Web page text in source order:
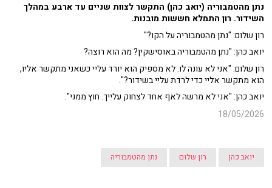
נתן מהטמבוריה (יואב כהן) התקשר לצוות שניים עד ארבע במהלך
השידור. רון התמלא חששות מובנות.
רון שלום: "נתן מהטמבוריה על הקו?"
יואב כהן: "נתן מהטמבוריה באוסישקין? מה הוא רוצה?
רון שלום: "אני לא עונה לו. לא מספיק הוא יורד עליי כשאני מתקשר אליו,
הוא מתקשר אליי כדי לרדת עליי בשידור?".
יואב כהן: "אני לא מרשה לאף אחד לצחוק עלייך. חוץ ממני".
18/05/2026
יואב כהן רון שלום נתן מהטמבוריה